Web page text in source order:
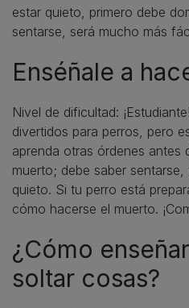
estar quieto, primero debe
sentarse, será mucho más
Enséñale a
Nivel de dificultad:
divertidos para perros, pero
aprenda otras órdenes antes
muerto; debe saber
quieto. Si tu perro está
cómo hacerse el muerto.
¿Cómo
soltar cosas?